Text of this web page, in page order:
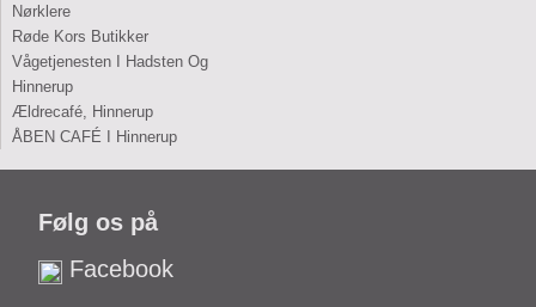
Nørklere
Røde Kors Butikker
Vågetjenesten I Hadsten Og
Hinnerup
Ældrecafé, Hinnerup
ÅBEN CAFÉ I Hinnerup
Følg os på
Facebook